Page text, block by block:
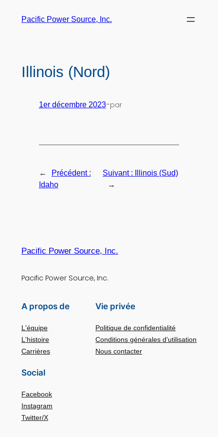
Pacific Power Source, Inc.
Illinois (Nord)
1er décembre 2023-par
←
Précédent :
Idaho
Suivant : Illinois (Sud)
→
Pacific Power Source, Inc.
Pacific Power Source, Inc.
A propos de
L'équipe
L'histoire
Carrières
Vie privée
Politique de confidentialité
Conditions générales d'utilisation
Nous contacter
Social
Facebook
Instagram
Twitter/X